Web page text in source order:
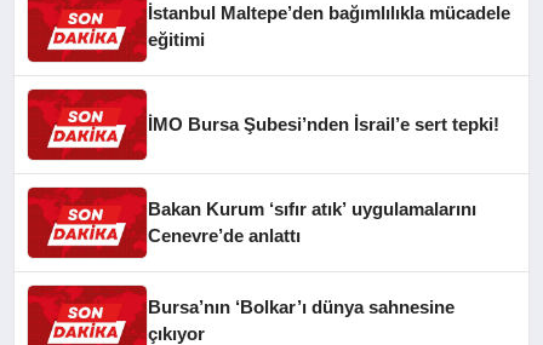
İstanbul Maltepe’den bağımlılıkla mücadele
eğitimi
İMO Bursa Şubesi’nden İsrail’e sert tepki!
Bakan Kurum ‘sıfır atık’ uygulamalarını
Cenevre’de anlattı
Bursa’nın ‘Bolkar’ı dünya sahnesine
çıkıyor